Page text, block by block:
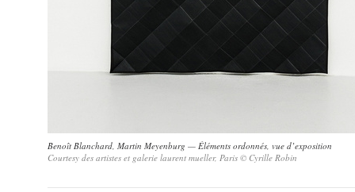
Benoît Blanchard, Martin Meyenburg — Éléments ordonnés, vue d’exposition
Courtesy des artistes et galerie laurent mueller, Paris © Cyrille Robin